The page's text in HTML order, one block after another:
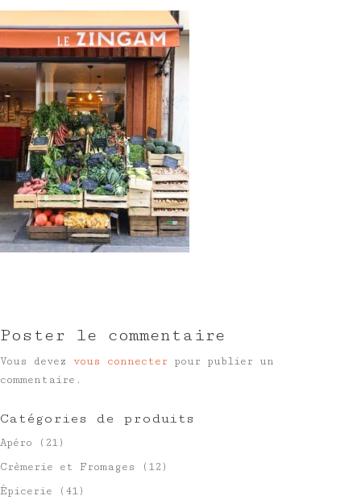
Poster le commentaire
Vous devez vous connecter pour publier un
commentaire.
Catégories de produits
Apéro
(21)
Crèmerie et Fromages
(12)
Épicerie
(41)